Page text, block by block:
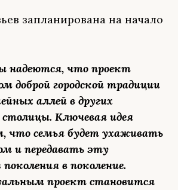
запланирована на начало
надеются, что проект
доброй городской традиции
аллей в других
Ключевая идея
что семья будет ухаживать
и передавать эту
в поколение.
проект становится